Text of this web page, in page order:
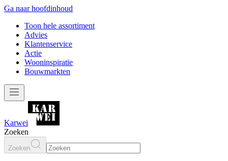
Ga naar hoofdinhoud
Toon hele assortiment
Advies
Klantenservice
Actie
Wooninspiratie
Bouwmarkten
Karwei
Zoeken
Zoeken